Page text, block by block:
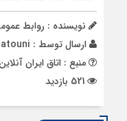
نویسنده : روابط
ارسال توسط :
منبع : اتاق ایران